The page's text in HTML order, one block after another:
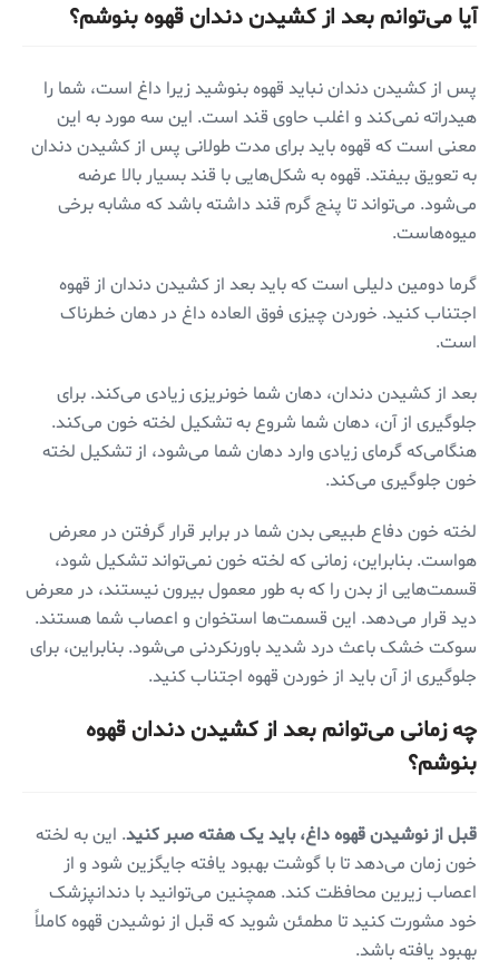
آیا می‌توانم بعد از کشیدن دندان قهوه بنوشم؟
پس از کشیدن دندان نباید قهوه بنوشید زیرا داغ است، شما را
هیدراته نمی‌کند و اغلب حاوی قند است. این سه مورد به این
معنی است که قهوه باید برای مدت طولانی پس از کشیدن دندان
به تعویق بیفتد. قهوه به شکل‌هایی با قند بسیار بالا عرضه
می‌شود. می‌تواند تا پنج گرم قند داشته باشد که مشابه برخی
میوه‌هاست.
گرما دومین دلیلی است که باید بعد از کشیدن دندان از قهوه
اجتناب کنید. خوردن چیزی فوق العاده داغ در دهان خطرناک
است.
بعد از کشیدن دندان، دهان شما خونریزی زیادی می‌کند. برای
جلوگیری از آن، دهان شما شروع به تشکیل لخته خون می‌کند.
هنگامی‌که گرمای زیادی وارد دهان شما می‌شود، از تشکیل لخته
خون جلوگیری می‌کند.
لخته خون دفاع طبیعی بدن شما در برابر قرار گرفتن در معرض
هواست. بنابراین، زمانی که لخته خون نمی‌تواند تشکیل شود،
قسمت‌هایی از بدن را که به طور معمول بیرون نیستند، در معرض
دید قرار می‌دهد. این قسمت‌ها استخوان و اعصاب شما هستند.
سوکت خشک باعث درد شدید باورنکردنی می‌شود. بنابراین، برای
جلوگیری از آن باید از خوردن قهوه اجتناب کنید.
چه زمانی می‌توانم بعد از کشیدن دندان قهوه
بنوشم؟
قبل از نوشیدن قهوه داغ، باید یک هفته صبر کنید. این به لخته
خون زمان می‌دهد تا با گوشت بهبود یافته جایگزین شود و از
اعصاب زیرین محافظت کند. همچنین می‌توانید با دندانپزشک
خود مشورت کنید تا مطمئن شوید که قبل از نوشیدن قهوه کاملاً
بهبود یافته باشد.